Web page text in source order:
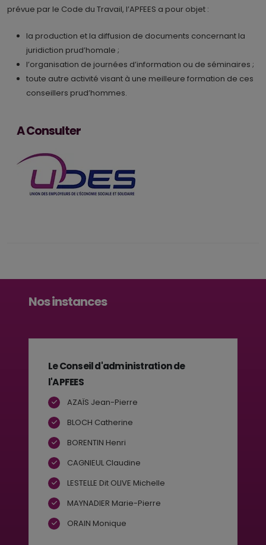
A Consulter
prévue par le Code du Travail, l’APFEES a pour objet :
la production et la diffusion de documents concernant la
juridiction prud’homale ;
l’organisation de journées d’information ou de séminaires ;
toute autre activité visant à une meilleure formation de ces
conseillers prud’hommes.
Nos instances
Le Conseil d'administration de
l'APFEES
AZAÏS Jean-Pierre
BLOCH Catherine
BORENTIN Henri
CAGNIEUL Claudine
LESTELLE Dit OLIVE Michelle
MAYNADIER Marie-Pierre
ORAIN Monique